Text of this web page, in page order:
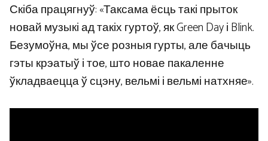
Скіба працягнуў: «Таксама ёсць такі прыток
новай музыкі ад такіх гуртоў, як Green Day і Blink.
Безумоўна, мы ўсе розныя гурты, але бачыць
гэты крэатыў і тое, што новае пакаленне
ўкладваецца ў сцэну, вельмі і вельмі натхняе».